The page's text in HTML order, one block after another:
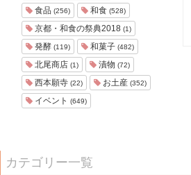
食品 (256) 和食 (528)
京都・和食の祭典2018 (1)
発酵 (119) 和菓子 (482)
北尾商店 (1) 漬物 (72)
西本願寺 (22) お土産 (352)
イベント (649)
カテゴリー一覧